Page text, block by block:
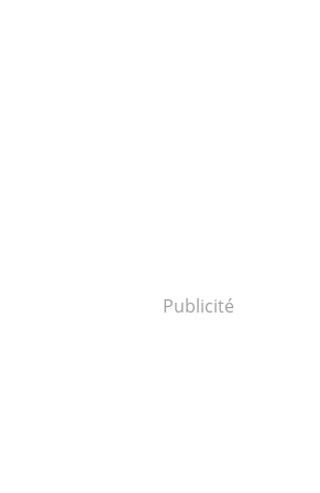
Publicité